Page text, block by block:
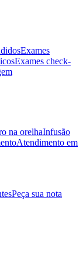
Exames
Exames check-
na orelhaInfusão
Atendimento em
Peça sua nota